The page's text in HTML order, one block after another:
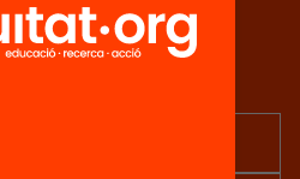
equitat
iniciatives i